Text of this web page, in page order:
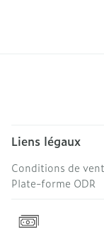
Liens légaux
Conditions de
Plate-forme ODR